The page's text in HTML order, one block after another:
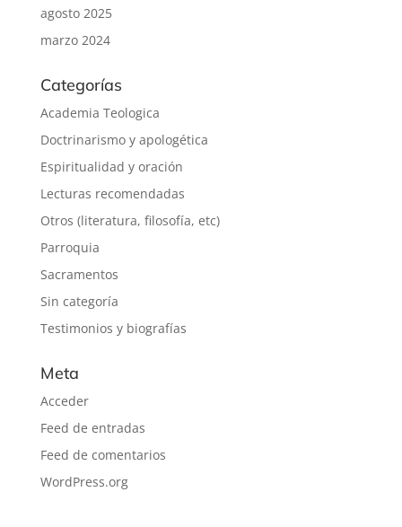
agosto 2025
marzo 2024
Categorías
Academia Teologica
Doctrinarismo y apologética
Espiritualidad y oración
Lecturas recomendadas
Otros (literatura, filosofía, etc)
Parroquia
Sacramentos
Sin categoría
Testimonios y biografías
Meta
Acceder
Feed de entradas
Feed de comentarios
WordPress.org